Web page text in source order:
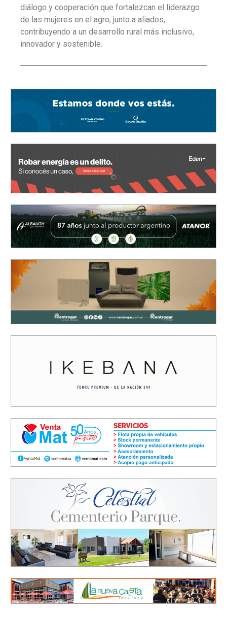
diálogo y cooperación que fortalezcan el liderazgo
de las mujeres en el agro, junto a aliados,
contribuyendo a un desarrollo rural más inclusivo,
innovador y sostenible.